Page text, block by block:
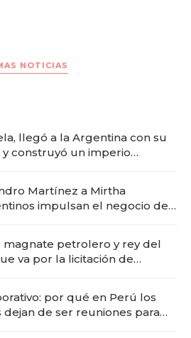
NOTICIAS
llegó a la Argentina con su
construyó un imperio
Martínez a Mirtha
impulsan el negocio del
magnate petrolero y rey del
va por la licitación de
por qué en Perú los
dejan de ser reuniones para